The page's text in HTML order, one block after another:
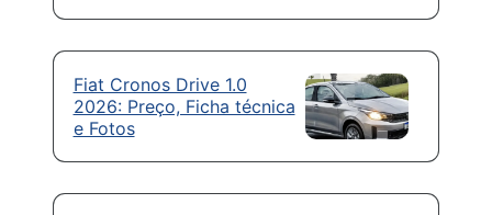
Fiat Cronos Drive 1.0
2026: Preço, Ficha técnica
e Fotos